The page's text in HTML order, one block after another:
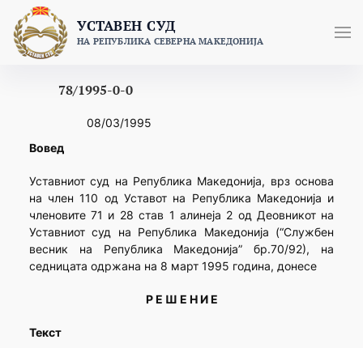
content
УСТАВЕН СУД
НА РЕПУБЛИКА СЕВЕРНА МАКЕДОНИЈА
78/1995-0-0
08/03/1995
Вовед
Уставниот суд на Република Македонија, врз основа
на член 110 од Уставот на Република Македонија и
членовите 71 и 28 став 1 алинеја 2 од Деовникот на
Уставниот суд на Република Македонија (“Службен
весник на Република Македонија” бр.70/92), на
седницата одржана на 8 март 1995 година, донесе
Р Е Ш Е Н И Е
Текст